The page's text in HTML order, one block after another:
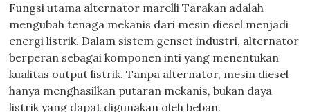
Fungsi utama alternator marelli Tarakan adalah
mengubah tenaga mekanis dari mesin diesel menjadi
energi listrik. Dalam sistem genset industri, alternator
berperan sebagai komponen inti yang menentukan
kualitas output listrik. Tanpa alternator, mesin diesel
hanya menghasilkan putaran mekanis, bukan daya
listrik yang dapat digunakan oleh beban.